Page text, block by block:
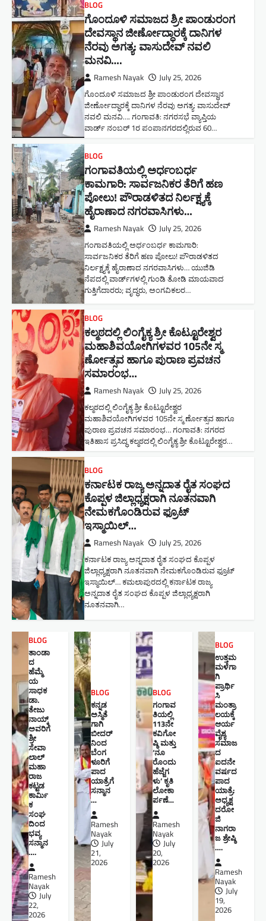
BLOG
ಗೊಂದೂಳಿ ಸಮಾಜದ ಶ್ರೀ ಪಾಂಡುರಂಗ
ದೇವಸ್ಥಾನ ಜೀರ್ಣೋದ್ಧಾರಕ್ಕೆ ದಾನಿಗಳ
ನೆರವು ಅಗತ್ಯ: ವಾಸುದೇವ್ ನವಲಿ
ಮನವಿ​….
Ramesh Nayak July 25, 2026
ಗೊಂದೂಳಿ ಸಮಾಜದ ಶ್ರೀ ಪಾಂಡುರಂಗ ದೇವಸ್ಥಾನ
ಜೀರ್ಣೋದ್ಧಾರಕ್ಕೆ ದಾನಿಗಳ ನೆರವು ಅಗತ್ಯ: ವಾಸುದೇವ್
ನವಲಿ ಮನವಿ​…. ಗಂಗಾವತಿ: ​ನಗರಸಭೆ ವ್ಯಾಪ್ತಿಯ
ವಾರ್ಡ್ ನಂಬರ್ 1ರ ಪಂಪಾನಗರದಲ್ಲಿರುವ 60…
BLOG
ಗಂಗಾವತಿಯಲ್ಲಿ ಅರ್ಧಂಬರ್ಧ
ಕಾಮಗಾರಿ: ಸಾರ್ವಜನಿಕರ ತೆರಿಗೆ ಹಣ
ಪೋಲು! ಪೌರಾಡಳಿತದ ನಿರ್ಲಕ್ಷ್ಯಕ್ಕೆ
ಹೈರಾಣಾದ ನಗರವಾಸಿಗಳು​…
Ramesh Nayak July 25, 2026
ಗಂಗಾವತಿಯಲ್ಲಿ ಅರ್ಧಂಬರ್ಧ ಕಾಮಗಾರಿ:
ಸಾರ್ವಜನಿಕರ ತೆರಿಗೆ ಹಣ ಪೋಲು! ಪೌರಾಡಳಿತದ
ನಿರ್ಲಕ್ಷ್ಯಕ್ಕೆ ಹೈರಾಣಾದ ನಗರವಾಸಿಗಳು​… ಯುಜಿಡಿ
ನೆಪದಲ್ಲಿ ವಾರ್ಡ್‌ಗಳಲ್ಲಿ ಗುಂಡಿ ತೋಡಿ ಮಾಯವಾದ
ಗುತ್ತಿಗೆದಾರರು; ವೃದ್ಧರು, ಅಂಗವಿಕಲರ…
BLOG
ಕಲ್ಮಠದಲ್ಲಿ ಲಿಂಗೈಕ್ಯ ಶ್ರೀ ಕೊಟ್ಟೂರೇಶ್ವರ
ಮಹಾಶಿವಯೋಗಿಗಳವರ 105ನೇ ಸ್ಮ
ರ್ಣೋತ್ಸವ ಹಾಗೂ ಪುರಾಣ ಪ್ರವಚನ
ಸಮಾರಂಭ​…
Ramesh Nayak July 25, 2026
ಕಲ್ಮಠದಲ್ಲಿ ಲಿಂಗೈಕ್ಯ ಶ್ರೀ ಕೊಟ್ಟೂರೇಶ್ವರ
ಮಹಾಶಿವಯೋಗಿಗಳವರ 105ನೇ ಸ್ಮ ರ್ಣೋತ್ಸವ ಹಾಗೂ
ಪುರಾಣ ಪ್ರವಚನ ಸಮಾರಂಭ​… ಗಂಗಾವತಿ: ನಗರದ
ಇತಿಹಾಸ ಪ್ರಸಿದ್ಧ ಕಲ್ಮಠದಲ್ಲಿ ಲಿಂಗೈಕ್ಯ ಶ್ರೀ ಕೊಟ್ಟೂರೇಶ್ವರ…
BLOG
ಕರ್ನಾಟಕ ರಾಜ್ಯ ಅನ್ನದಾತ ರೈತ ಸಂಘದ
ಕೊಪ್ಪಳ ಜಿಲ್ಲಾಧ್ಯಕ್ಷರಾಗಿ ನೂತನವಾಗಿ
ನೇಮಕಗೊಂಡಿರುವ ಫ್ರೂಟ್
ಇಸ್ಮಾಯಿಲ್…
Ramesh Nayak July 25, 2026
ಕರ್ನಾಟಕ ರಾಜ್ಯ ಅನ್ನದಾತ ರೈತ ಸಂಘದ ಕೊಪ್ಪಳ
ಜಿಲ್ಲಾಧ್ಯಕ್ಷರಾಗಿ ನೂತನವಾಗಿ ನೇಮಕಗೊಂಡಿರುವ ಫ್ರೂಟ್
ಇಸ್ಮಾಯಿಲ್… ಕಮಲಾಪುರದಲ್ಲಿ ಕರ್ನಾಟಕ ರಾಜ್ಯ
ಅನ್ನದಾತ ರೈತ ಸಂಘದ ಕೊಪ್ಪಳ ಜಿಲ್ಲಾಧ್ಯಕ್ಷರಾಗಿ
ನೂತನವಾಗಿ…
BLOG
ತಾಂಡಾ
ದ
ಹೆಮ್ಮೆ
ಯ
ಸಾಧಕ
ಡಾ.
ತೇಜು
ನಾಯ್ಕ್
ಅವರಿಗೆ
ಶ್ರೀ
ಸೇವಾ
ಲಾಲ್
ಮಹಾ
ರಾಜ
ಕಟ್ಟಡ
ಕಾರ್ಮಿ
ಕ
ಸಂಘ
ದಿಂದ
ಭವ್ಯ
ಸನ್ಮಾನ
….
Ramesh
Nayak
July
22,
2026
BLOG
ಕನ್ನಡ
ಅಸ್ಮಿತೆ
ಗಾಗಿ
ಬೀದರ್
ನಿಂದ
ಬೆಂಗ
ಳೂರಿಗೆ
ಪಾದ
ಯಾತ್ರೆಗೆ
ಸನ್ಮಾನ
…
Ramesh
Nayak
July
21,
2026
BLOG
ಗಂಗಾವ
ತಿಯಲ್ಲಿ
113ನೇ
ಕವಿಗೋ
ಷ್ಠಿ ಮತ್ತು
‘ನೂ
ರೊಂದು
ಹೆಜ್ಜೆಗ
ಳು’ ಕೃತಿ
ಲೋಕಾ
ರ್ಪಣೆ…
Ramesh
Nayak
July
20,
2026
BLOG
ಉತ್ತಮ
ಮಳೆಗಾ
ಗಿ
ಪ್ರಾರ್ಥಿ
ಸಿ
ಮಂತ್ರಾ
ಲಯಕ್ಕೆ
ಆರ್ಯ
ವೈಶ್ಯ
ಸಮಾಜ
ದ
ಐದನೇ
ವರ್ಷದ
ಪಾದ
ಯಾತ್ರೆ:
ಅಧ್ಯಕ್ಷ
ದರೋ
ಜಿ
ನಾಗರಾ
ಜ ಶ್ರೇಷ್ಠಿ ​
….
Ramesh
Nayak
July
19,
2026